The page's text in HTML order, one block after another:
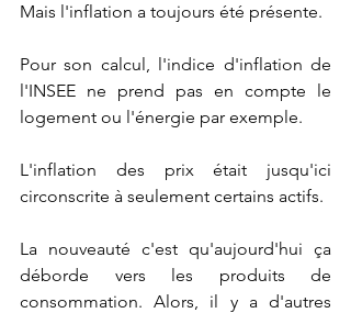
Mais l'inflation a toujours été présente.
Pour son calcul, l'indice d'inflation de
l'INSEE ne prend pas en compte le
logement ou l'énergie par exemple.
L'inflation des prix était jusqu'ici
circonscrite à seulement certains actifs.
La nouveauté c'est qu'aujourd'hui ça
déborde vers les produits de
consommation. Alors, il y a d'autres